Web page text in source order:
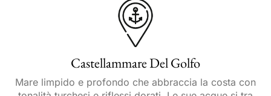
Castellammare Del Golfo
Mare limpido e profondo che abbraccia la costa con